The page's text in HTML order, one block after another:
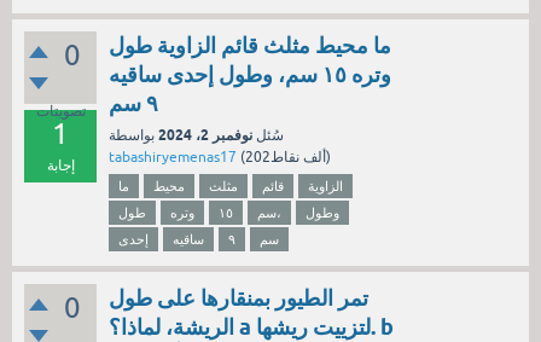
0
تصويتات
1
إجابة
ما محيط مثلث قائم الزاوية طول
وتره ١٥ سم، وطول إحدى ساقيه
٩ سم
سُئل نوفمبر 2، 2024
بواسطة
tabashiryemenas17 ( 202ألف نقاط)
ما محيط مثلث قائم
الزاوية
طول
وتره ١٥ سم،
وطول
إحدى
ساقيه ٩ سم
0
تمر الطيور بمنقارها على طول
الريشة، لماذا؟ a لتزييت ريشها. b